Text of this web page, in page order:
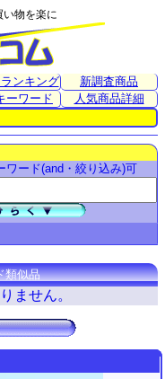
物を楽に
ンキング
新調査商品
ーワード
人気商品詳細
ード(and・絞り込み)可
類似品
ません。